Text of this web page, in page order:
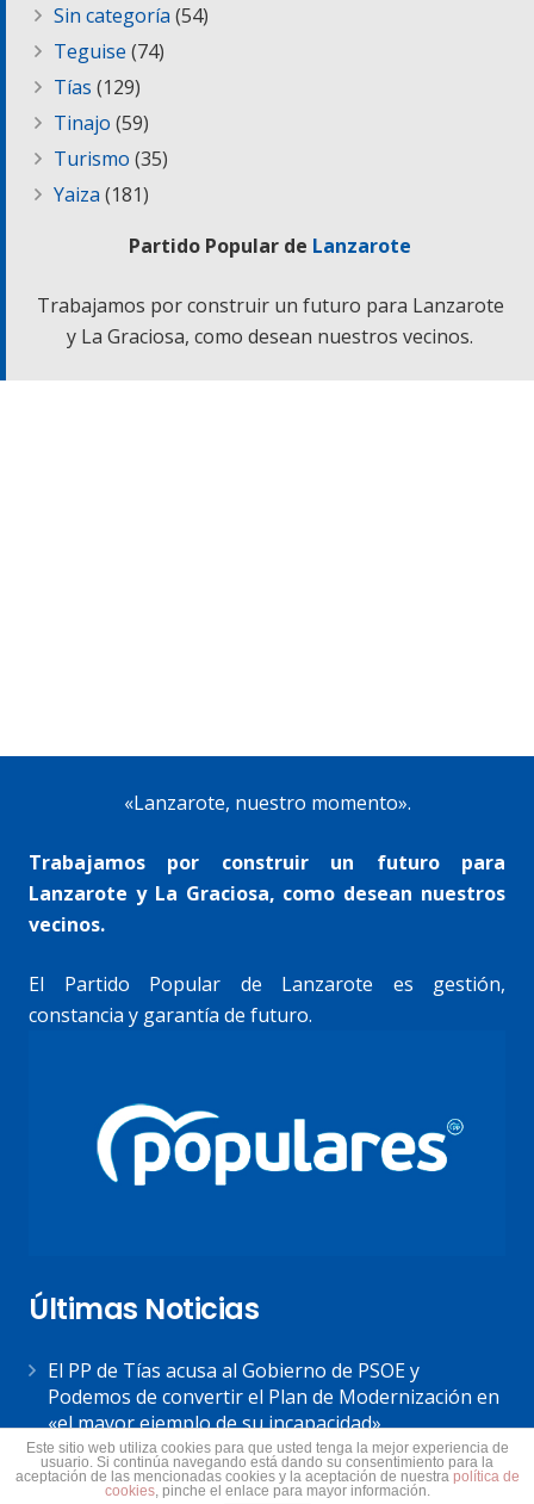
Sin categoría (54)
Teguise (74)
Tías (129)
Tinajo (59)
Turismo (35)
Yaiza (181)
Partido Popular de Lanzarote
Trabajamos por construir un futuro para Lanzarote
y La Graciosa, como desean nuestros vecinos.
«Lanzarote, nuestro momento».
Trabajamos por construir un futuro para
Lanzarote y La Graciosa, como desean nuestros
vecinos.
El Partido Popular de Lanzarote es gestión,
constancia y garantía de futuro.
Últimas Noticias
El PP de Tías acusa al Gobierno de PSOE y
Podemos de convertir el Plan de Modernización en
«el mayor ejemplo de su incapacidad»
7 agosto 2026
Astrid Pérez: “Lanzarote y toda Canarias se
Este sitio web utiliza cookies para que usted tenga la mejor experiencia de
usuario. Si continúa navegando está dando su consentimiento para la
aceptación de las mencionadas cookies y la aceptación de nuestra política de
cookies, pinche el enlace para mayor información.